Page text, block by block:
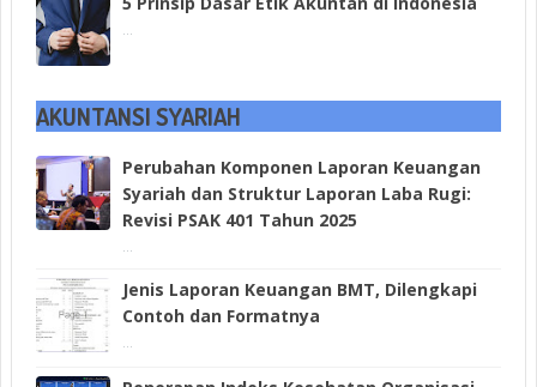
AKUNTANSI SYARIAH
Perubahan Komponen Laporan Keuangan
Syariah dan Struktur Laporan Laba Rugi:
Revisi PSAK 401 Tahun 2025
Jenis Laporan Keuangan BMT, Dilengkapi
Contoh dan Formatnya